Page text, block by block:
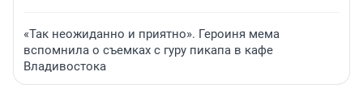
«Так неожиданно и приятно». Героиня мема
вспомнила о съемках с гуру пикапа в кафе
Владивостока